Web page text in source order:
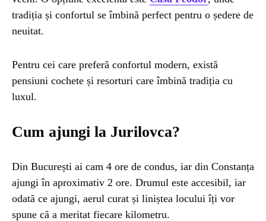
tradiția și confortul se îmbină perfect pentru o ședere de
neuitat.
Pentru cei care preferă confortul modern, există
pensiuni cochete și resorturi care îmbină tradiția cu
luxul.
Cum ajungi la Jurilovca?
Din București ai cam 4 ore de condus, iar din Constanța
ajungi în aproximativ 2 ore. Drumul este accesibil, iar
odată ce ajungi, aerul curat și liniștea locului îți vor
spune că a meritat fiecare kilometru.